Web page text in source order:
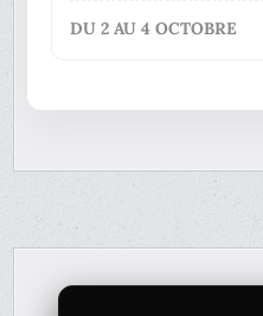
DU 2 AU 4 OCTOBRE